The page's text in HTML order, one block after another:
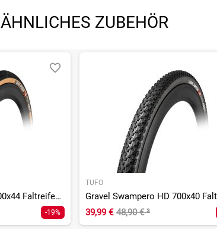
ÄHNLICHES ZUBEHÖR
Gravel Speedero HD 700x44 Faltreifen, tubeless
-19%
TUFO
39,99 € 48,90 €²